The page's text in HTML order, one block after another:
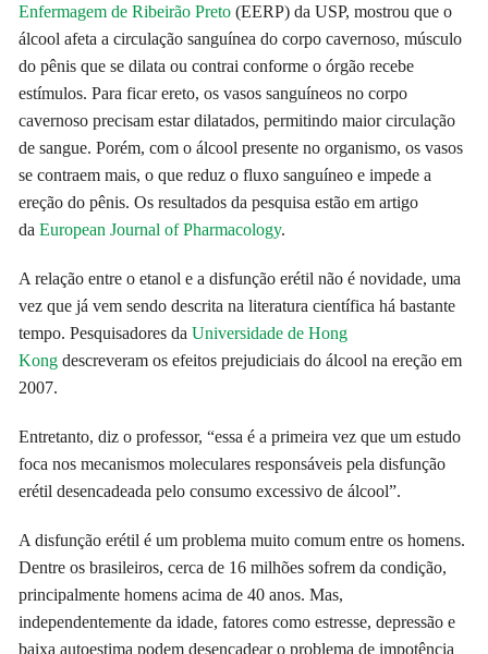
Enfermagem de Ribeirão Preto (EERP) da USP, mostrou que o
álcool afeta a circulação sanguínea do corpo cavernoso, músculo
do pênis que se dilata ou contrai conforme o órgão recebe
estímulos. Para ficar ereto, os vasos sanguíneos no corpo
cavernoso precisam estar dilatados, permitindo maior circulação
de sangue. Porém, com o álcool presente no organismo, os vasos
se contraem mais, o que reduz o fluxo sanguíneo e impede a
ereção do pênis. Os resultados da pesquisa estão em artigo
daEuropean Journal of Pharmacology.
A relação entre o etanol e a disfunção erétil não é novidade, uma
vez que já vem sendo descrita na literatura científica há bastante
tempo. Pesquisadores daUniversidade de Hong
Kong descreveram os efeitos prejudiciais do álcool na ereção em
2007.
Entretanto, diz o professor, “essa é a primeira vez que um estudo
foca nos mecanismos moleculares responsáveis pela disfunção
erétil desencadeada pelo consumo excessivo de álcool”.
A disfunção erétil é um problema muito comum entre os homens.
Dentre os brasileiros, cerca de 16 milhões sofrem da condição,
principalmente homens acima de 40 anos. Mas,
independentemente da idade, fatores como estresse, depressão e
baixa autoestima podem desencadear o problema de impotência